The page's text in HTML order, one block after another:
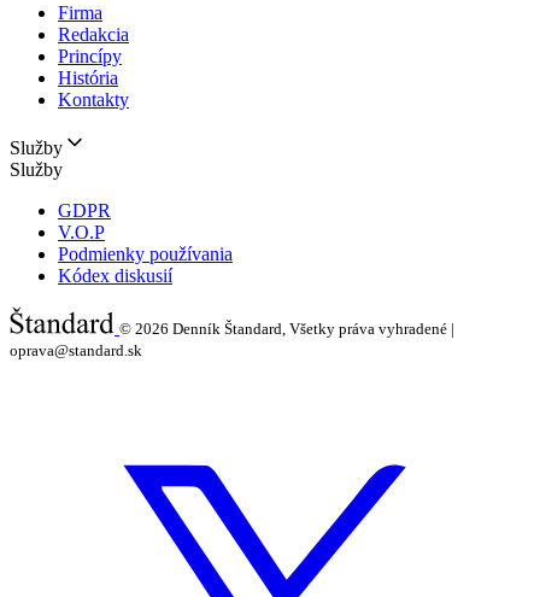
Firma
Redakcia
Princípy
História
Kontakty
Služby
Služby
GDPR
V.O.P
Podmienky používania
Kódex diskusií
© 2026 Denník Štandard, Všetky práva vyhradené |
oprava@standard.sk